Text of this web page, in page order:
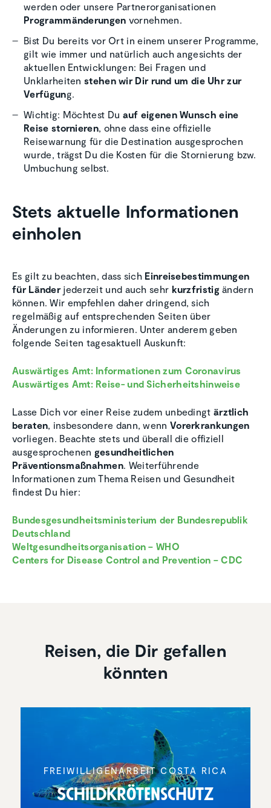
werden oder unsere Partnerorganisationen
Programmänderungen vornehmen.
Bist Du bereits vor Ort in einem unserer Programme,
gilt wie immer und natürlich auch angesichts der
aktuellen Entwicklungen: Bei Fragen und
Unklarheitenstehen wir Dir rund um die Uhr zur
Verfügung.
Wichtig: Möchtest Du auf eigenen Wunsch eine
Reise stornieren, ohne dass eine offizielle
Reisewarnung für die Destination ausgesprochen
wurde, trägst Du die Kosten für die Stornierung bzw.
Umbuchung selbst.
Stets aktuelle Informationen
einholen
Es gilt zu beachten, dass sich Einreisebestimmungen
für Länder jederzeit und auch sehr kurzfristigändern
können. Wir empfehlen daher dringend, sich
regelmäßig auf entsprechenden Seiten über
Änderungen zu informieren. Unter anderem geben
folgende Seiten tagesaktuell Auskunft:
Auswärtiges Amt: Informationen zum Coronavirus
Auswärtiges Amt: Reise- und Sicherheitshinweise
Lasse Dich vor einer Reise zudem unbedingt ärztlich
beraten, insbesondere dann, wenn Vorerkrankungen
vorliegen. Beachte stets und überall die offiziell
ausgesprochenen gesundheitlichen
Präventionsmaßnahmen. Weiterführende
Informationen zum Thema Reisen und Gesundheit
findest Du hier:
Bundesgesundheitsministerium der Bundesrepublik
Deutschland
Weltgesundheitsorganisation – WHO
Centers for Disease Control and Prevention – CDC
Reisen, die Dir gefallen
könnten
FREIWIL­LI­GEN­AR­BEIT COSTA RICA
Schild­krö­ten­schutz